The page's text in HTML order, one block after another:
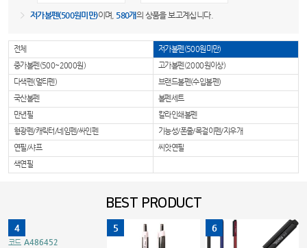
저가볼펜(500원미만)이며, 580개의 상품을 보고계십니다.
전체
저가볼펜(500원미만)
중가볼펜(500~2000원)
고가볼펜(2000원이상)
다색펜(멀티펜)
브랜드볼펜(수입볼펜)
국산볼펜
볼펜세트
만년필
칼라인쇄볼펜
형광펜/캐릭터/네임펜/싸인펜
기능성/폰줄/목걸이펜/지우개
연필/샤프
씨앗연필
색연필
BEST PRODUCT
4
코드 A486452
5 6